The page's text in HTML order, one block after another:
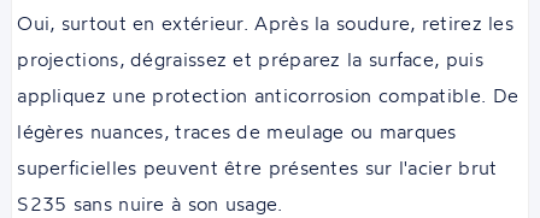
Oui, surtout en extérieur. Après la soudure, retirez les
projections, dégraissez et préparez la surface, puis
appliquez une protection anticorrosion compatible. De
légères nuances, traces de meulage ou marques
superficielles peuvent être présentes sur l'acier brut
S235 sans nuire à son usage.